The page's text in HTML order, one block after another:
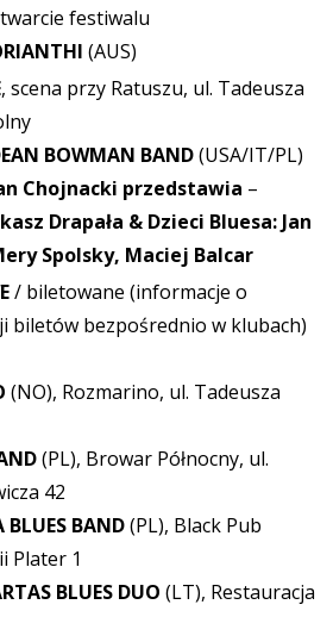
festiwalu
(AUS)
, scena przy Ratuszu, ul. Tadeusza
BOWMAN BAND(USA/IT/PL)
Chojnacki przedstawia –
Drapała & Dzieci Bluesa: Jan
Spolsky, Maciej Balcar
/ biletowane (informacje o
biletów bezpośrednio w klubach)
(NO), Rozmarino, ul. Tadeusza
(PL), Browar Północny, ul.
42
BLUES BAND(PL), Black Pub
Plater 1
BLUES DUO (LT), Restauracja